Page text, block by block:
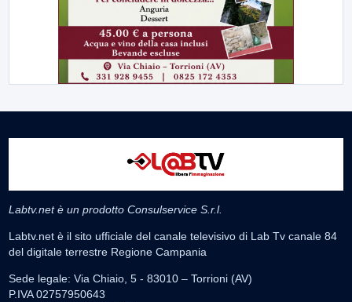
Labtv.net è un prodotto Consulservice S.r.l.
Labtv.net è il sito ufficiale del canale televisivo di Lab Tv canale 84
del digitale terrestre Regione Campania
Sede legale: Via Chiaio, 5 - 83010 – Torrioni (AV)
P.IVA 02757950643